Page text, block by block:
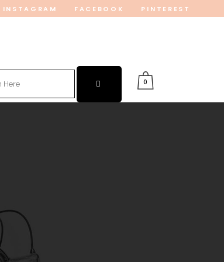
INSTAGRAM FACEBOOK PINTEREST
0